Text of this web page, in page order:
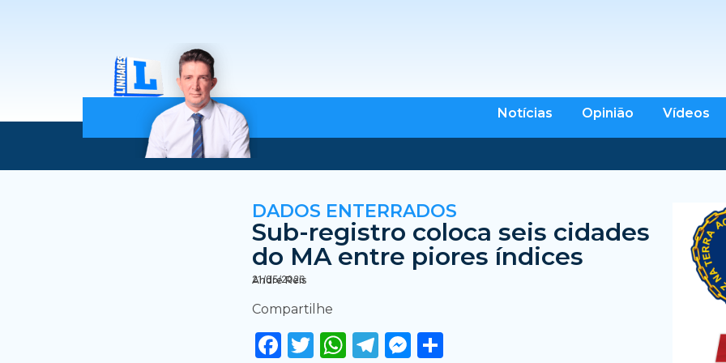
Notícias Opinião Vídeos
DADOS ENTERRADOS
Sub-registro coloca seis cidades
do MA entre piores índices
Andre Reis
21/05/2026
Compartilhe
Facebook
Twitter
WhatsApp
Telegram
Messenger